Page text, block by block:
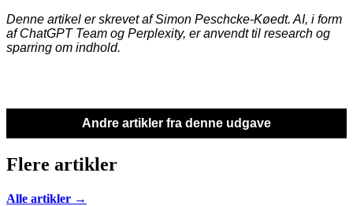
Denne artikel er skrevet af Simon Peschcke-Køedt. AI, i form
af ChatGPT Team og Perplexity, er anvendt til research og
sparring om indhold.
Andre artikler fra denne udgave
Flere artikler
Alle artikler →